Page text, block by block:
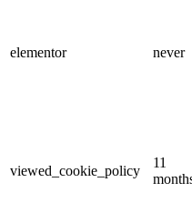
elementor never
viewed_cookie_policy
11